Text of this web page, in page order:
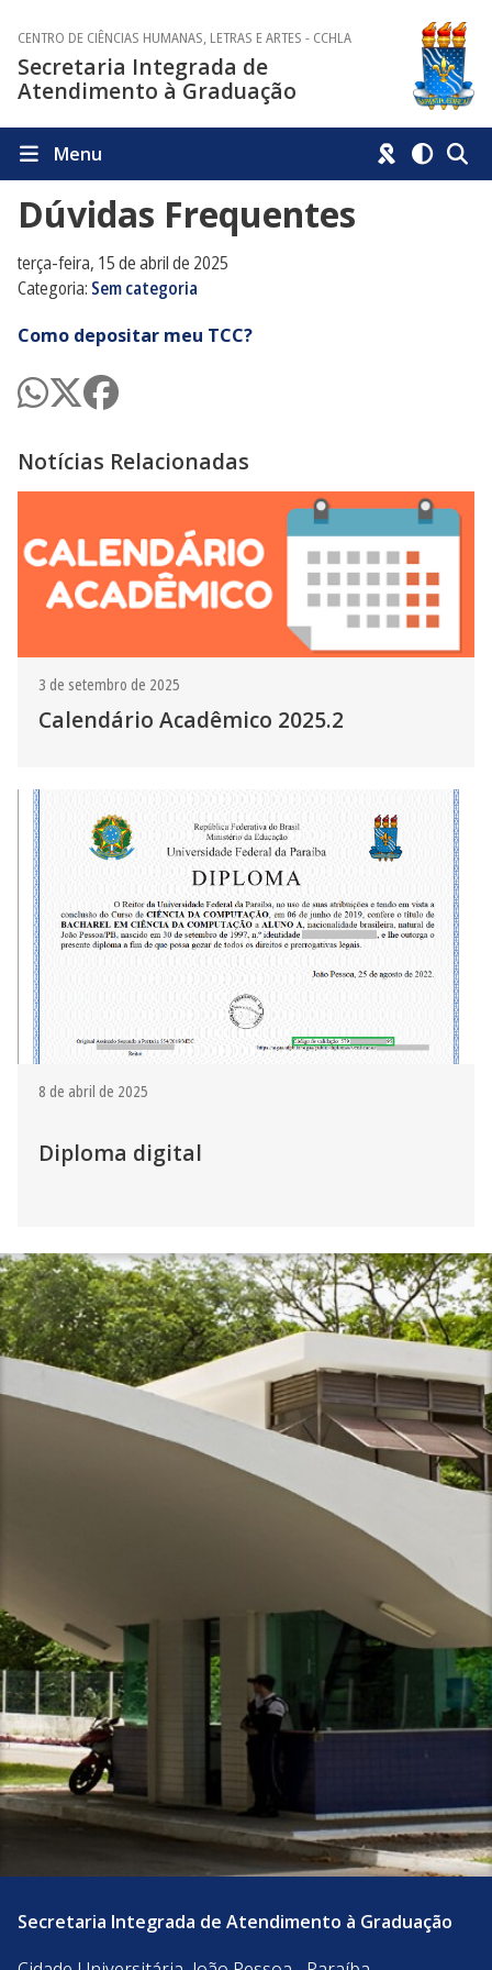
CENTRO DE CIÊNCIAS HUMANAS, LETRAS E ARTES - CCHLA
Secretaria Integrada de
Atendimento à Graduação
Menu
Dúvidas Frequentes
terça-feira, 15 de abril de 2025
Categoria: Sem categoria
Como depositar meu TCC?
Notícias Relacionadas
3 de setembro de 2025
Calendário Acadêmico 2025.2
8 de abril de 2025
Diploma digital
Secretaria Integrada de Atendimento à Graduação